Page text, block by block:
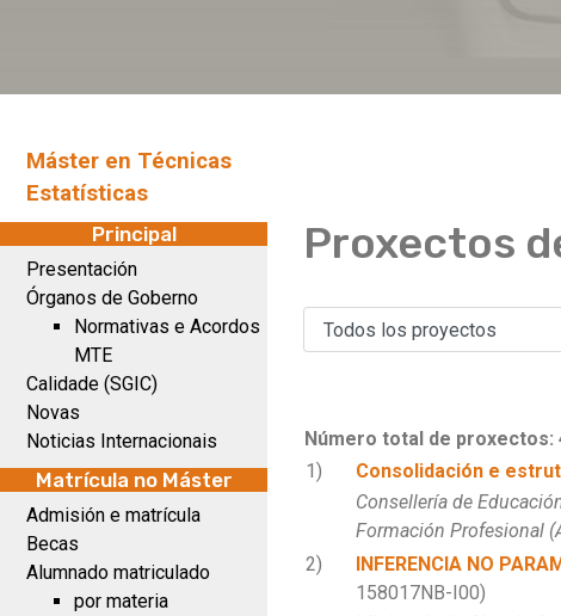
Máster en Técnicas
Estatísticas
Principal
Presentación
Órganos de Goberno
Normativas e Acordos
MTE
Calidade (SGIC)
Novas
Noticias Internacionais
Matrícula no Máster
Admisión e matrícula
Becas
Alumnado matriculado
por materia
Proxectos
Número total de proxectos:
1)
Consolidación e
Consellería de
Formación Profesional
2) INFERENCIA NO
158017NB-I00)